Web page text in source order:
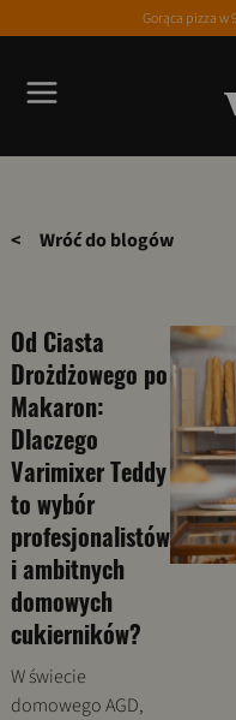
Gorąca pizza
< Wróć do blogów
Od Ciasta
Drożdżowego po
Makaron:
Dlaczego
Varimixer Teddy
to wybór
profesjonalistów
i ambitnych
domowych
cukierników?
W świecie
domowego AGD,